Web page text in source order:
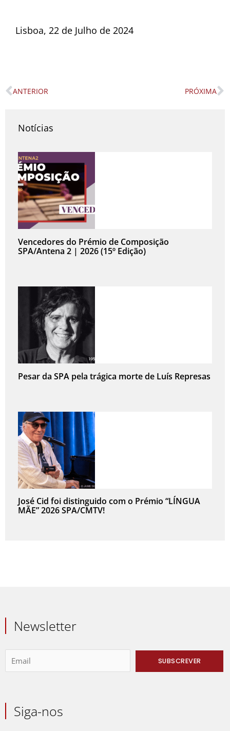
Lisboa, 22 de Julho de 2024
Prev
ANTERIOR PRÓXIMA
Notícias
Vencedores do Prémio de Composição
SPA/Antena 2 | 2026 (15º Edição)
Pesar da SPA pela trágica morte de Luís Represas
José Cid foi distinguido com o Prémio “LÍNGUA
MÃE” 2026 SPA/CMTV!
Newsletter
Siga-nos